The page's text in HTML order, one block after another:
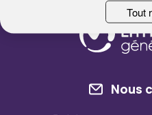
Nous
Tout